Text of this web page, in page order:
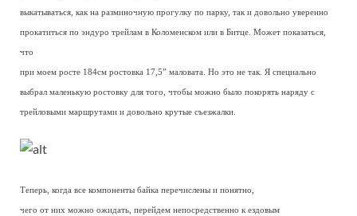
выкатываться, как на разминочную прогулку по парку, так и довольно уверенно
прокатиться по эндуро трейлам в Коломенском или в Битце. Может показаться,
что
при моем росте 184см ростовка 17,5” маловата. Но это не так. Я специально
выбрал маленькую ростовку для того, чтобы можно было покорять наряду с
трейловыми маршрутами и довольно крутые съезжалки.
Теперь, когда все компоненты байка перечислены и понятно,
чего от них можно ожидать, перейдем непосредственно к ездовым